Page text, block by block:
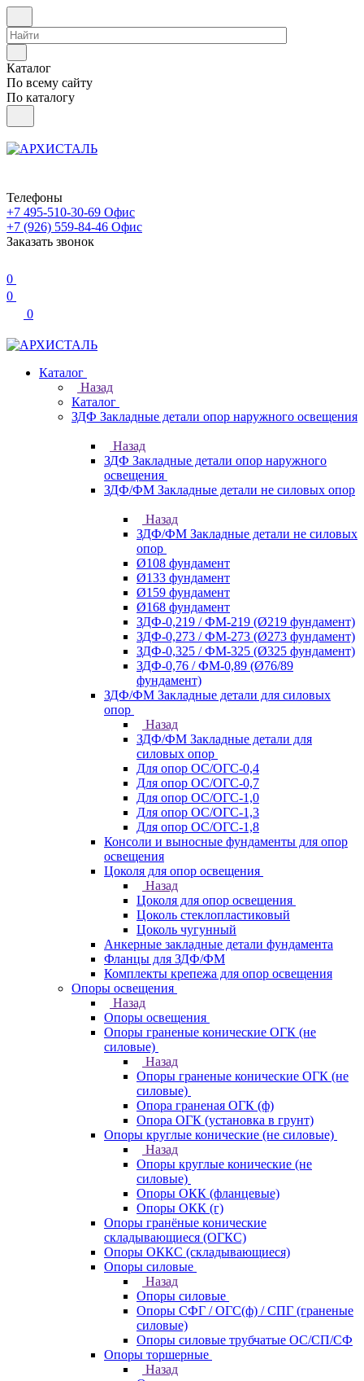
Каталог
По всему сайту
По каталогу
Телефоны
+7 495-510-30-69 Офис
+7 (926) 559-84-46 Офис
Заказать звонок
0
0
0
Каталог
Назад
Каталог
ЗДФ Закладные детали опор наружного освещения
Назад
ЗДФ Закладные детали опор наружного
освещения
ЗДФ/ФМ Закладные детали не силовых опор
Назад
ЗДФ/ФМ Закладные детали не силовых
опор
Ø108 фундамент
Ø133 фундамент
Ø159 фундамент
Ø168 фундамент
ЗДФ-0,219 / ФМ-219 (Ø219 фундамент)
ЗДФ-0,273 / ФМ-273 (Ø273 фундамент)
ЗДФ-0,325 / ФМ-325 (Ø325 фундамент)
ЗДФ-0,76 / ФМ-0,89 (Ø76/89
фундамент)
ЗДФ/ФМ Закладные детали для силовых
опор
Назад
ЗДФ/ФМ Закладные детали для
силовых опор
Для опор ОС/ОГС-0,4
Для опор ОС/ОГС-0,7
Для опор ОС/ОГС-1,0
Для опор ОС/ОГС-1,3
Для опор ОС/ОГС-1,8
Консоли и выносные фундаменты для опор
освещения
Цоколя для опор освещения
Назад
Цоколя для опор освещения
Цоколь стеклопластиковый
Цоколь чугунный
Анкерные закладные детали фундамента
Фланцы для ЗДФ/ФМ
Комплекты крепежа для опор освещения
Опоры освещения
Назад
Опоры освещения
Опоры граненые конические ОГК (не
силовые)
Назад
Опоры граненые конические ОГК (не
силовые)
Опора граненая ОГК (ф)
Опора ОГК (установка в грунт)
Опоры круглые конические (не силовые)
Назад
Опоры круглые конические (не
силовые)
Опоры ОКК (фланцевые)
Опоры ОКК (г)
Опоры гранёные конические
складывающиеся (ОГКС)
Опоры ОККС (складывающиеся)
Опоры силовые
Назад
Опоры силовые
Опоры СФГ / ОГС(ф) / СПГ (граненые
силовые)
Опоры силовые трубчатые ОС/СП/СФ
Опоры торшерные
Назад